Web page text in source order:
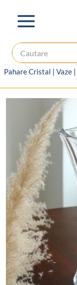
Pahare Cristal | Vaze |